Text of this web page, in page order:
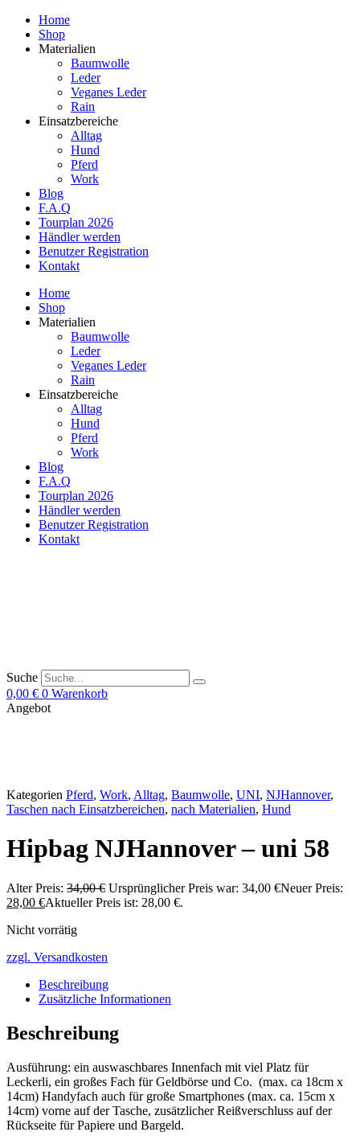
Home
Shop
Materialien
Baumwolle
Leder
Veganes Leder
Rain
Einsatzbereiche
Alltag
Hund
Pferd
Work
Blog
F.A.Q
Tourplan 2026
Händler werden
Benutzer Registration
Kontakt
Home
Shop
Materialien
Baumwolle
Leder
Veganes Leder
Rain
Einsatzbereiche
Alltag
Hund
Pferd
Work
Blog
F.A.Q
Tourplan 2026
Händler werden
Benutzer Registration
Kontakt
Suche
0,00 € 0 Warenkorb
Angebot
Kategorien Pferd, Work, Alltag, Baumwolle, UNI, NJHannover,
Taschen nach Einsatzbereichen, nach Materialien, Hund
Hipbag NJHannover – uni 58
Alter Preis: 34,00€ Ursprünglicher Preis war: 34,00 €Neuer Preis:
28,00 €Aktueller Preis ist: 28,00 €.
Nicht vorrätig
zzgl. Versandkosten
Beschreibung
Zusätzliche Informationen
Beschreibung
Ausführung: ein auswaschbares Innenfach mit viel Platz für
Leckerli, ein großes Fach für Geldbörse und Co. (max. ca 18cm x
14cm) Handyfach auch für große Smartphones (max. ca. 15cm x
14cm) vorne auf der Tasche, zusätzlicher Reißverschluss auf der
Rückseite für Papiere und Bargeld.